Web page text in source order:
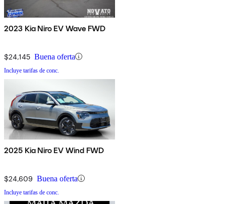
2023 Kia Niro EV Wave FWD
$24,145 Buena oferta
Incluye tarifas de conc.
2025 Kia Niro EV Wind FWD
$24,609 Buena oferta
Incluye tarifas de conc.